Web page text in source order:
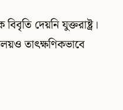
দেয়নি যুক্তরাষ্ট্র।
তাৎক্ষণিকভাবে